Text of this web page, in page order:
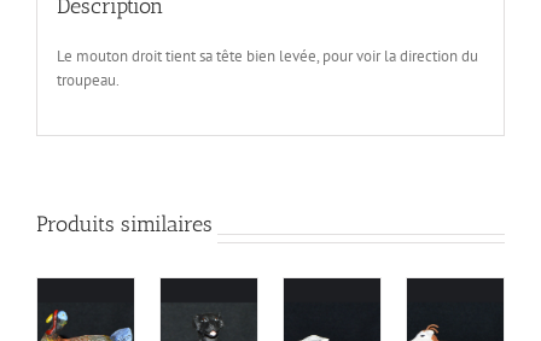
Description
Le mouton droit tient sa tête bien levée, pour voir la direction du
troupeau.
Produits similaires